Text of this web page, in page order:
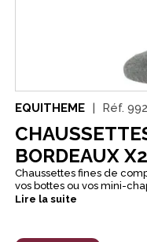
EQUITHEME Réf.
BORDEAUX X2
Chaussettes fines de
vos bottes ou vos mini-
Lire la suite